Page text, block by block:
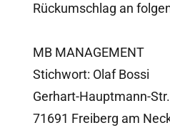
Rückumschlag an
MB MANAGEMENT
Stichwort: Olaf Bossi
Gerhart-Hauptmann-
71691 Freiberg am